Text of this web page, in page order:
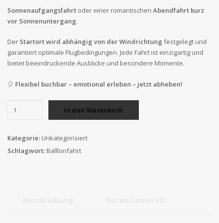
Sonnenaufgangsfahrt oder einer romantischen Abendfahrt kurz
vor Sonnenuntergang.
Der Startort wird abhängig von der Windrichtung festgelegt und
garantiert optimale Flugbedingungen. Jede Fahrt ist einzigartig und
bietet beeindruckende Ausblicke und besondere Momente.
🎈 Flexibel buchbar – emotional erleben – jetzt abheben!
Menge
In den Warenkorb
Kategorie: Unkategorisiert
Schlagwort: Balllonfahrt